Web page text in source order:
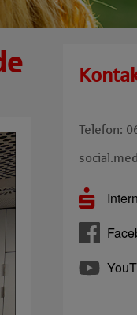
Telefon: